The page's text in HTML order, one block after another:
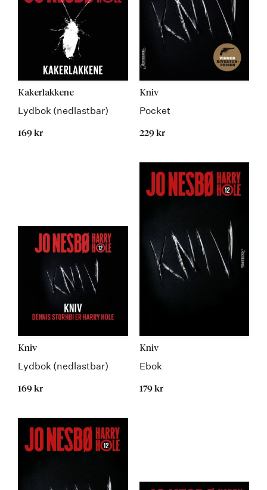
Kakerlakkene
Lydbok (nedlastbar)
169 kr
Kniv
Pocket
229 kr
Kniv
Lydbok (nedlastbar)
169 kr
Kniv
Ebok
179 kr